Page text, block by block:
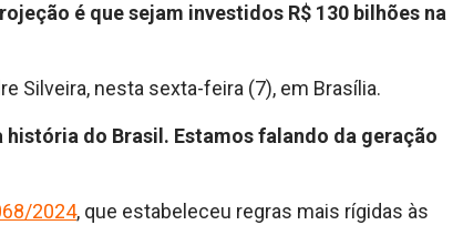
é que sejam investidos R$ 130 bilhões na
Silveira, nesta sexta-feira (7), em Brasília.
do Brasil. Estamos falando da geração
2024, que estabeleceu regras mais rígidas às